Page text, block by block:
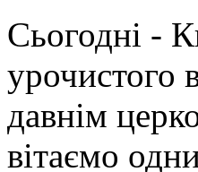
Сьогодні -
урочистого
давнім
вітаємо